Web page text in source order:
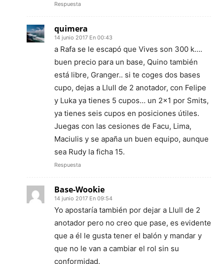
Respuesta
quimera
14 junio 2017 En 00:43
a Rafa se le escapó que Vives son 300 k….
buen precio para un base, Quino también
está libre, Granger.. si te coges dos bases
cupo, dejas a Llull de 2 anotador, con Felipe
y Luka ya tienes 5 cupos… un 2×1 por Smits,
ya tienes seis cupos en posiciones útiles.
Juegas con las cesiones de Facu, Lima,
Maciulis y se apaña un buen equipo, aunque
sea Rudy la ficha 15.
Respuesta
Base-Wookie
14 junio 2017 En 09:54
Yo apostaría también por dejar a Llull de 2
anotador pero no creo que pase, es evidente
que a él le gusta tener el balón y mandar y
que no le van a cambiar el rol sin su
conformidad.